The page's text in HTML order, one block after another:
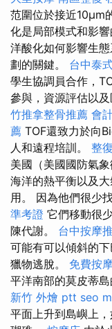
范圍位於接近10μm
化是局部模式和影響
洋酸化如何影響生
劃的關鍵。 台中泰
學生協調員合作，
參與，資源評估以
竹推拿整骨推薦 會
薦 TOF還致力於向
人和遠程培訓。 整
美國（美國國防氣
海洋的熱平衡以及
用。 因為他們很少
準考證 它們移動很
陳代謝。 台中按摩
可能有可以傾斜的
獵物逃脫。 免費按
平洋南部的莫皮蒂島
新竹 外燴 ptt seo
平面上升到島嶼上